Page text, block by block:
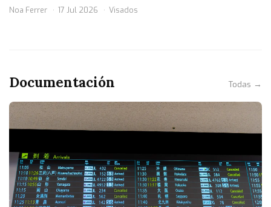
Noa Ferrer 17 Jul 2026 Visados
Documentación Todas →